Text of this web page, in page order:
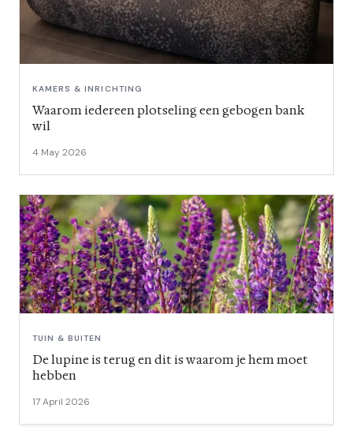
KAMERS & INRICHTING
Waarom iedereen plotseling een gebogen bank
wil
4 May 2026
TUIN & BUITEN
De lupine is terug en dit is waarom je hem moet
hebben
17 April 2026